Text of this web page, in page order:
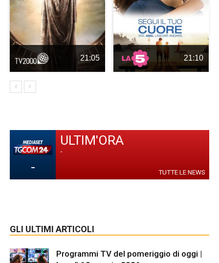
21:05 21:10
-
ULTIM'ORA
-
TUTTE LE NEWS
GLI ULTIMI ARTICOLI
Programmi TV del pomeriggio di oggi |